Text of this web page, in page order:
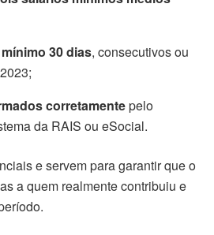
30 dias, consecutivos ou
corretamentepelo
da RAIS ou eSocial.
e servem para garantir que o
a quem realmente contribuiu e